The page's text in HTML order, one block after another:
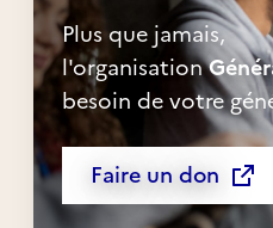
Plus que jamais,
l'organisation
besoin de votre
Faire un don